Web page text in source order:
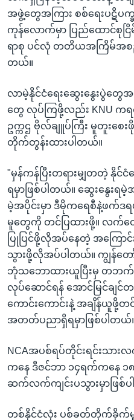
အဖွဲ့တွေအကြား စစ်ရေးပဋိပက္ခ
ကုန်လောက်မှာ ပြည်ထောင်စုငြိမ်
ရာစု ပင်လုံ တတိယအကြိမ်အစည်း
တယ်။
လာမဲ့နိုင်ငံရေးဆွေးနွေးပွဲတွ
တွေ လုပ်ကြဖို့လည်း KNU ကရ
ဥက္ကဌ ဗိုလ်ချူပ်ကြီး မူတူးစေ
တိုက်တွန်းထားပါတယ်။
"မှန်ကန်ပြီးတရားမျှတတဲ့ နိုင်ငံရ
ရမှာဖြစ်ပါတယ်။ ဆွေးနွေးရ
မဲ့အပိုင်းမှာ ဒီမိုကရေစီနဲ့ဖက်ဒ
မူတွေကို တင်ပြထားဖို့။ လက်
ပြုပြင်ဖို့လိုအပ်နေတဲ့ အကြော
သွားဖို့လိုအပ်ပါတယ်။ ကျွန်တေ
ဘုံသဘောထားယူပြီးမှ တဘက်
လုပ်ဆောင်ရန် အောင်မြင်ချ
ကောင်းကောင်းနဲ့ အချိန်ယူဖို့
အတတ်ပညာရှိရမှာဖြစ်ပါတယ်
NCAအပစ်ရပ်တိုင်းရင်းသား
ကနေ ဒီဇင်ဘာ ၁၄ရက်ကနေ
ဆက်လက်ကျင်းပသွားမှာဖြစ်
တစ်နိုင်ငံလုံး ပစ်ခတ်တိုက်ခိုက်မှု